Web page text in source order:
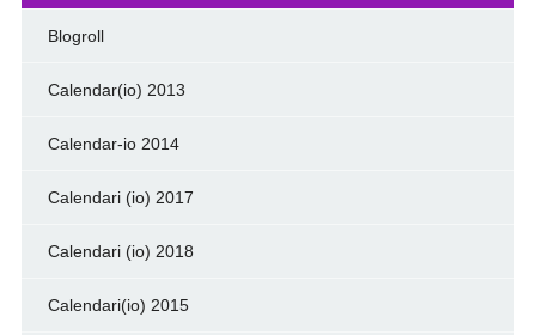
Blogroll
Calendar(io) 2013
Calendar-io 2014
Calendari (io) 2017
Calendari (io) 2018
Calendari(io) 2015